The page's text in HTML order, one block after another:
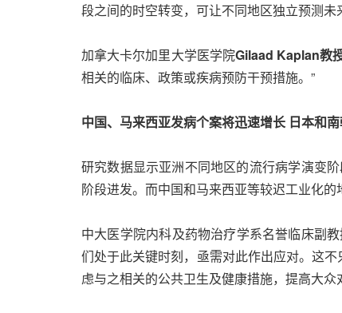
段之间的时空转变，可让不同地区独立预测
加拿大卡尔加里大学医学院Gilaad Kaplan教
相关的临床、政策或疾病预防干预措施。”
中国、马来西亚发病个案将迅速增长 日本和
研究数据显示亚洲不同地区的流行病学演变
阶段进发。而中国和马来西亚等较迟工业化
中大医学院内科及药物治疗学系名誉临床副
们处于此关键时刻，亟需对此作出应对。这
虑与之相关的公共卫生及健康措施，提高大